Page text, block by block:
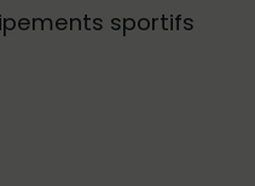
sportifs